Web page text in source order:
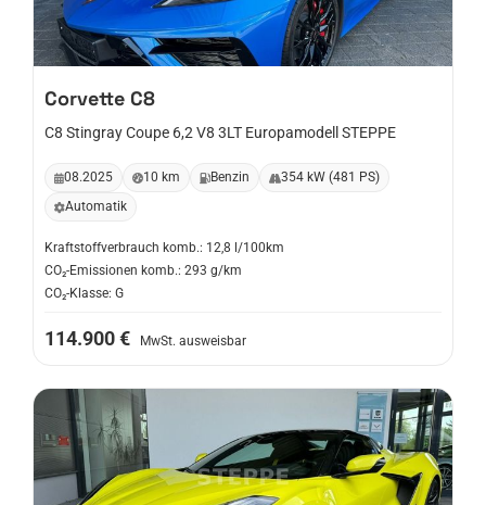
Corvette C8
C8 Stingray Coupe 6,2 V8 3LT Europamodell STEPPE
08.2025 10 km Benzin
354 kW (481 PS)
Automatik
Kraftstoffverbrauch komb.: 12,8 l/100km
CO₂-Emissionen komb.: 293 g/km
CO₂-Klasse: G
114.900 € MwSt. ausweisbar